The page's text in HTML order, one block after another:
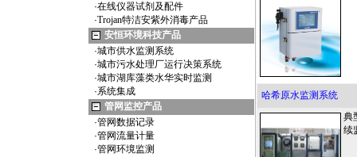
·在线仪器试剂及配件
·Trojan特洁安紫外消毒产品
安恒环境科技产品
·城市供水监测系统
·城市污水处理厂运行决策系统
·城市湖库藻类水华实时监测
·系统集成
管网监控产品
·管网数据记录
·管网流量计量
·管网环境监测
哈希原水监测系统
典
续